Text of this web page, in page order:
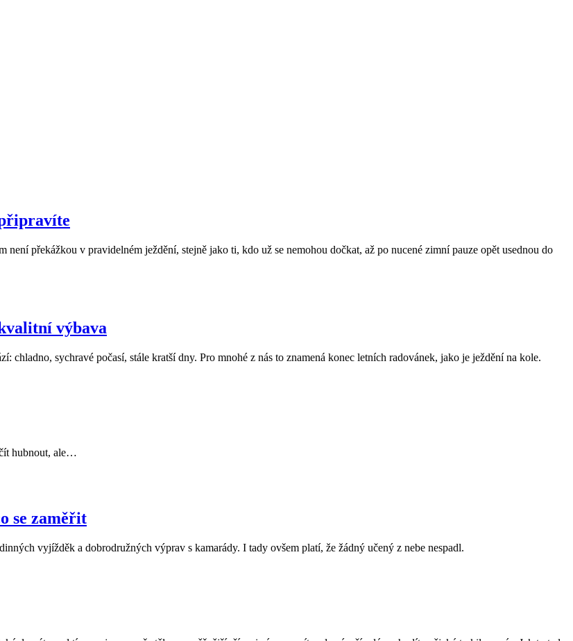
překážkou v pravidelném ježdění, stejně jako ti, kdo už se nemohou dočkat, až po nucené zimní pauze opět usednou do
výbava
sychravé počasí, stále kratší dny. Pro mnohé z nás to znamená konec letních radovánek, jako je ježdění na kole.
hubnout, ale…
se zaměřit
vyjížděk a dobrodružných výprav s kamarády. I tady ovšem platí, že žádný učený z nebe nespadl.